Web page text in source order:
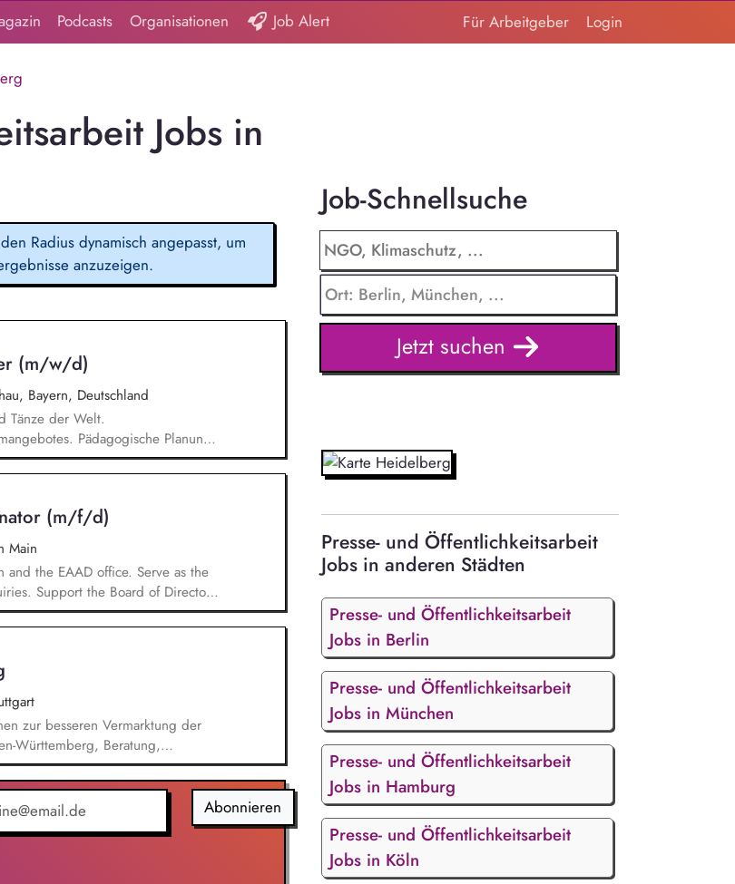
Podcasts Organisationen Job Alert Für Arbeitgeber Login
Jobs in
Radius dynamisch angepasst, um
anzuzeigen.
(m/w/d)
Bayern, Deutschland
Tänze der Welt.
Pädagogische Planung,
Angebots. Fachliche Auswahl von
Beratung. Budgetsteuerung
Fachbereichen. Mitarbeit beim
(m/f/d)
Main
and the EAAD office. Serve as the
Support the Board of Directors
up on decisions. Coordinate
Support awareness campaigns and
fundraising activities.
zur besseren Vermarktung der
Württemberg, Beratung,
im BUND zur
Konzeptionelle Begleitung des
Abonnieren
Job-Schnellsuche
Jetzt suchen
Presse- und Öffentlichkeitsarbeit
Jobs in anderen Städten
Presse- und Öffentlichkeitsarbeit
Jobs in Berlin
Presse- und Öffentlichkeitsarbeit
Jobs in München
Presse- und Öffentlichkeitsarbeit
Jobs in Hamburg
Presse- und Öffentlichkeitsarbeit
Jobs in Köln